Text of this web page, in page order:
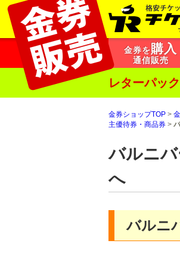
金券を購入
通信販売
レターパッ
金券ショップTOP >
主優待券・商品券 >
バルニ
へ
バルニ